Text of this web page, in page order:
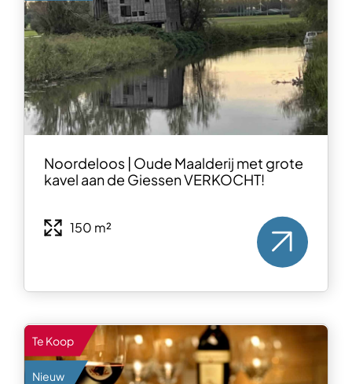
Noordeloos | Oude Maalderij met grote
kavel aan de Giessen VERKOCHT!
150 m²
Te Koop
Nieuw